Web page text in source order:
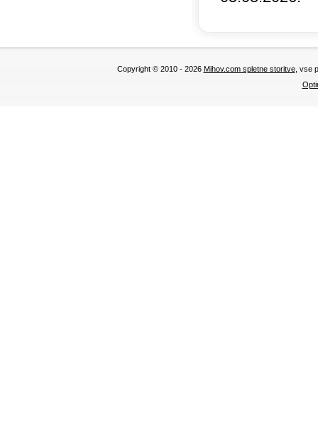
Copyright © 2010 - 2026 Mihov.com spletne storitve, vse